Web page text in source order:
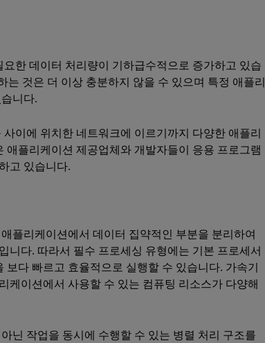
한 데이터 처리량이 기하급수적으로 증가하고 있습
것은 더 이상 충분하지 않을 수 있으며 특정 애플리
니다.
이에 위치한 네트워크에 이르기까지 다양한 애플리
플리케이션 제공업체와 개발자들이 응용 프로그램
고 있습니다.
플리케이션에서 데이터 집약적인 부분을 분리하여
니다. 따라서 필수 프로세싱 유형에는 기본 프로세서
다 빠르고 효율적으로 실행할 수 있습니다. 가속기
케이션에서 사용할 수 있는 컴퓨팅 리소스가 다양해
닌 작업을 동시에 수행할 수 있는 병렬 처리 구조를